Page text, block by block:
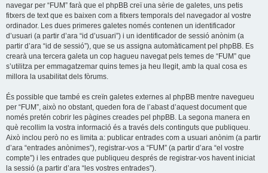
navegar per “FUM” farà que el phpBB creï una sèrie de galetes, uns petis
fitxers de text que es baixen com a fitxers temporals del navegador al vostre
ordinador. Les dues primeres galetes només contenen un identificador
d’usuari (a partir d’ara “id d’usuari”) i un identificador de sessió anònim (a
partir d’ara “id de sessió”), que se us assigna automàticament pel phpBB. Es
crearà una tercera galeta un cop hagueu navegat pels temes de “FUM” que
s’utilitza per emmagatzemar quins temes ja heu llegit, amb la qual cosa es
millora la usabilitat dels fòrums.
És possible que també es creïn galetes externes al phpBB mentre navegueu
per “FUM”, això no obstant, queden fora de l’abast d’aquest document que
només pretén cobrir les pàgines creades pel phpBB. La segona manera en
què recollim la vostra informació és a través dels continguts que publiqueu.
Això inclou però no es limita a: publicar entrades com a usuari anònim (a partir
d’ara “entrades anònimes”), registrar-vos a “FUM” (a partir d’ara “el vostre
compte”) i les entrades que publiqueu després de registrar-vos havent iniciat
la sessió (a partir d’ara “les vostres entrades”).